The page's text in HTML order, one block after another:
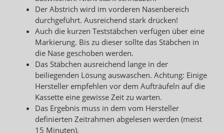
Der Abstrich wird im vorderen Nasenbereich
durchgeführt. Ausreichend stark drücken!
Auch die kurzen Teststäbchen verfügen über eine
Markierung. Bis zu dieser sollte das Stäbchen in
die Nase geschoben werden.
Das Stäbchen ausreichend lange in der
beiliegenden Lösung auswaschen. Achtung: Einige
Hersteller empfehlen vor dem Aufträufeln auf die
Kassette eine gewisse Zeit zu warten.
Das Ergebnis muss in dem vom Hersteller
definierten Zeitrahmen abgelesen werden (meist
15 Minuten).